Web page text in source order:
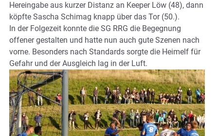
Hereingabe aus kurzer Distanz an Keeper Löw (48), dann
köpfte Sascha Schimag knapp über das Tor (50.).
In der Folgezeit konnte die SG RRG die Begegnung
offener gestalten und hatte nun auch gute Szenen nach
vorne. Besonders nach Standards sorgte die Heimelf für
Gefahr und der Ausgleich lag in der Luft.